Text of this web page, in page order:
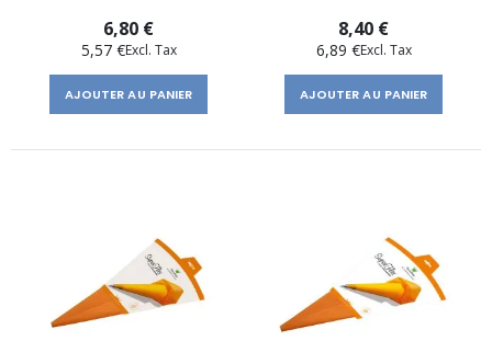
6,80 €
5,57 €
AJOUTER AU PANIER
8,40 €
6,89 €
AJOUTER AU PANIER